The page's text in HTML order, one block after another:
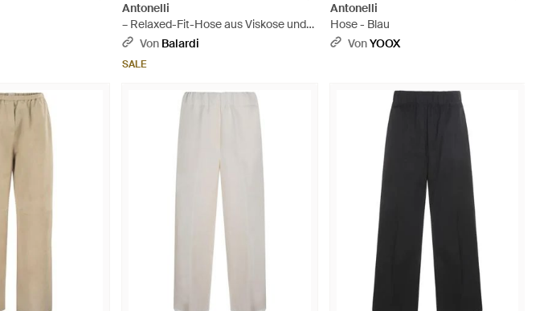
Antonelli
– Relaxed-Fit-Hose aus Viskose und
Leinen mit Kordelzug in der Taille -
Von Balardi
SALE
Antonelli
Hose - Blau
VonYOOX